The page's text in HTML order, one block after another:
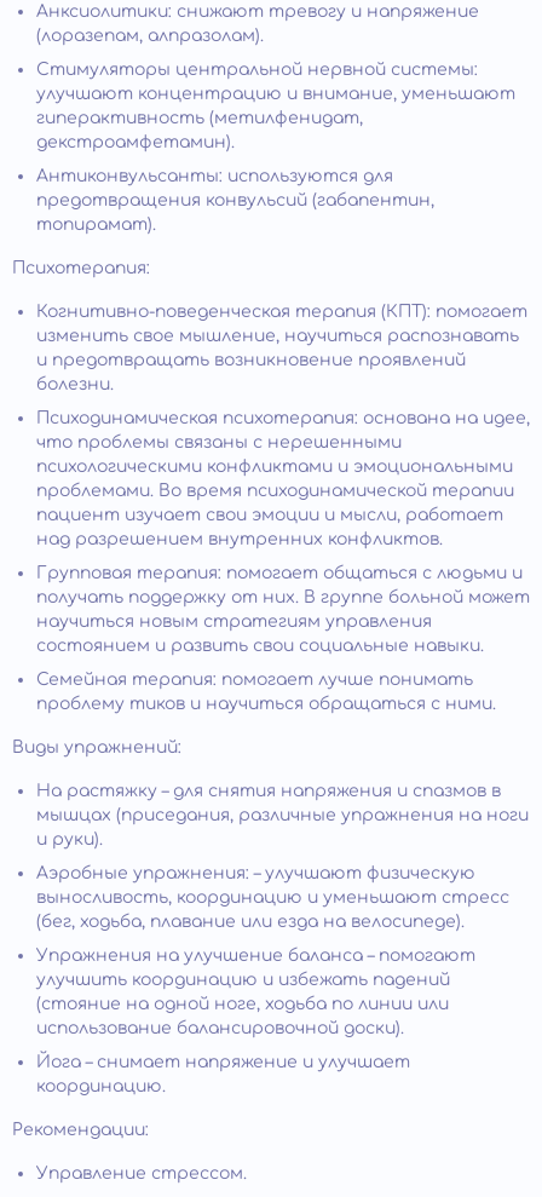
Анксиолитики: снижают тревогу и напряжение
(лоразепам, алпразолам).
Стимуляторы центральной нервной системы:
улучшают концентрацию и внимание, уменьшают
гиперактивность (метилфенидат,
декстроамфетамин).
Антиконвульсанты: используются для
предотвращения конвульсий (габапентин,
топирамат).
Психотерапия:
Когнитивно-поведенческая терапия (КПТ): помогает
изменить свое мышление, научиться распознавать
и предотвращать возникновение проявлений
болезни.
Психодинамическая психотерапия: основана на идее,
что проблемы связаны с нерешенными
психологическими конфликтами и эмоциональными
проблемами. Во время психодинамической терапии
пациент изучает свои эмоции и мысли, работает
над разрешением внутренних конфликтов.
Групповая терапия: помогает общаться с людьми и
получать поддержку от них. В группе больной может
научиться новым стратегиям управления
состоянием и развить свои социальные навыки.
Семейная терапия: помогает лучше понимать
проблему тиков и научиться обращаться с ними.
Виды упражнений:
На растяжку – для снятия напряжения и спазмов в
мышцах (приседания, различные упражнения на ноги
и руки).
Аэробные упражнения: – улучшают физическую
выносливость, координацию и уменьшают стресс
(бег, ходьба, плавание или езда на велосипеде).
Упражнения на улучшение баланса – помогают
улучшить координацию и избежать падений
(стояние на одной ноге, ходьба по линии или
использование балансировочной доски).
Йога – снимает напряжение и улучшает
координацию.
Рекомендации:
Управление стрессом.